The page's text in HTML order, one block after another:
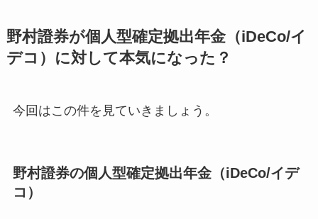
野村證券が個人型確定拠出年金（iDeCo/イ
デコ）に対して本気になった？
今回はこの件を見ていきましょう。
野村證券の個人型確定拠出年金（iDeCo/イデ
コ）